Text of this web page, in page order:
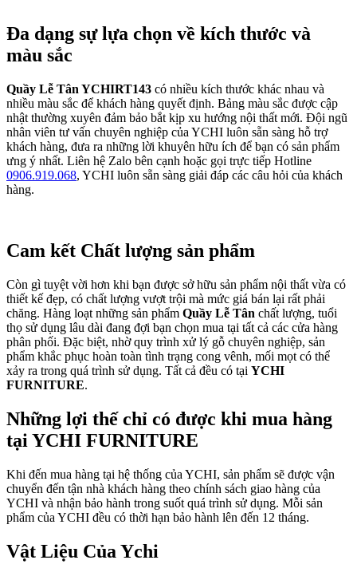
Đa dạng sự lựa chọn về kích thước và
màu sắc
Quầy Lễ Tân YCHIRT143 có nhiều kích thước khác nhau và
nhiều màu sắc để khách hàng quyết định. Bảng màu sắc được cập
nhật thường xuyên đảm bảo bắt kịp xu hướng nội thất mới. Đội ngũ
nhân viên tư vấn chuyên nghiệp của YCHI luôn sẵn sàng hỗ trợ
khách hàng, đưa ra những lời khuyên hữu ích để bạn có sản phẩm
ưng ý nhất. Liên hệ Zalo bên cạnh hoặc gọi trực tiếp Hotline
0906.919.068, YCHI luôn sẵn sàng giải đáp các câu hỏi của khách
hàng.
Cam kết Chất lượng sản phẩm
Còn gì tuyệt vời hơn khi bạn được sở hữu sản phẩm nội thất vừa có
thiết kế đẹp, có chất lượng vượt trội mà mức giá bán lại rất phải
chăng. Hàng loạt những sản phẩm Quầy Lễ Tân chất lượng, tuổi
thọ sử dụng lâu dài đang đợi bạn chọn mua tại tất cả các cửa hàng
phân phối. Đặc biệt, nhờ quy trình xử lý gỗ chuyên nghiệp, sản
phẩm khắc phục hoàn toàn tình trạng cong vênh, mối mọt có thể
xảy ra trong quá trình sử dụng. Tất cả đều có tại YCHI
FURNITURE.
Những lợi thế chỉ có được khi mua hàng
tại YCHI FURNITURE
Khi đến mua hàng tại hệ thống của YCHI, sản phẩm sẽ được vận
chuyển đến tận nhà khách hàng theo chính sách giao hàng của
YCHI và nhận bảo hành trong suốt quá trình sử dụng. Mỗi sản
phẩm của YCHI đều có thời hạn bảo hành lên đến 12 tháng.
Vật Liệu Của Ychi